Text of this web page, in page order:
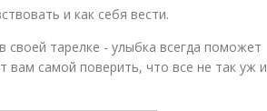
и как себя вести.
своей тарелке - улыбка всегда поможет
самой поверить, что все не так уж и